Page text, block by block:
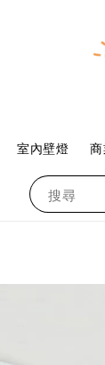
搜尋
室內壁燈